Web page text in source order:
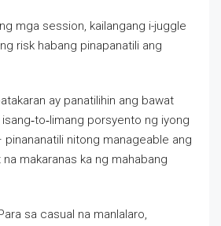
mga session, kailangang i-juggle
risk habang pinapanatili ang
ay panatilihin ang bawat
porsyento ng iyong
pinananatili nitong manageable ang
makaranas ka ng mahabang
sa casual na manlalaro,